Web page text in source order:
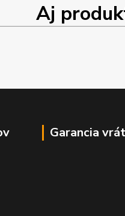
Aj
Garancia